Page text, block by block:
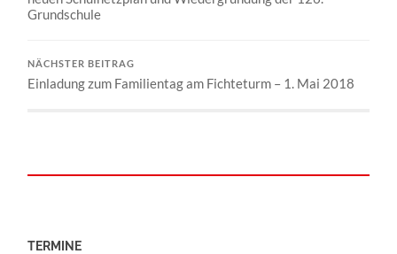
Grundschule
NÄCHSTER BEITRAG
Einladung zum Familientag am Fichteturm – 1. Mai 2018
TERMINE